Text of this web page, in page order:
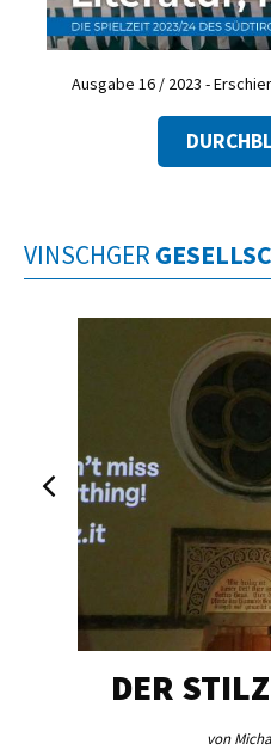
Ausgabe 16 / 2023 -
VINSCHGER
DER
von